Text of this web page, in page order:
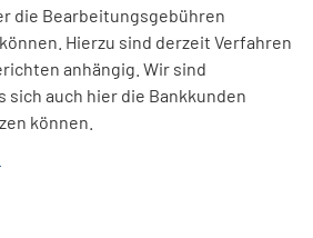
die Bearbeitungsgebühren
Hierzu sind derzeit Verfahren
anhängig. Wir sind
sich auch hier die Bankkunden
können.